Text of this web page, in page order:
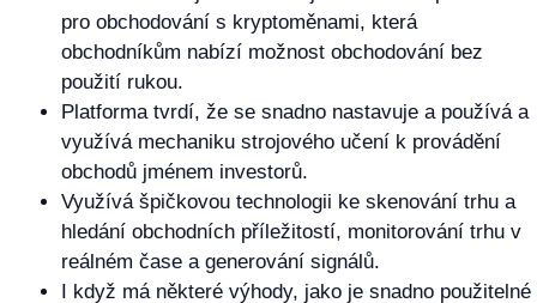
pro obchodování s kryptoměnami, která
obchodníkům nabízí možnost obchodování bez
použití rukou.
Platforma tvrdí, že se snadno nastavuje a používá a
využívá mechaniku strojového učení k provádění
obchodů jménem investorů.
Využívá špičkovou technologii ke skenování trhu a
hledání obchodních příležitostí, monitorování trhu v
reálném čase a generování signálů.
I když má některé výhody, jako je snadno použitelné